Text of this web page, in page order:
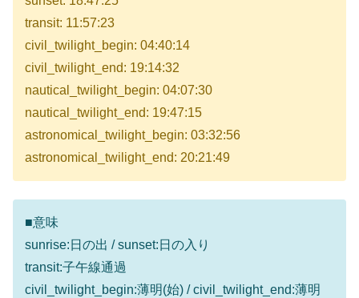
transit: 11:57:23
civil_twilight_begin: 04:40:14
civil_twilight_end: 19:14:32
nautical_twilight_begin: 04:07:30
nautical_twilight_end: 19:47:15
astronomical_twilight_begin: 03:32:56
astronomical_twilight_end: 20:21:49
■意味
sunrise:日の出 / sunset:日の入り
transit:子午線通過
civil_twilight_begin:薄明(始) / civil_twilight_end:薄明